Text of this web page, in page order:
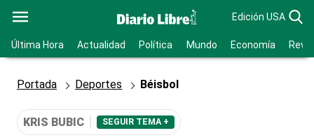
Edición USA
Última Hora Actualidad Política Mundo Economía
Portada Deportes Béisbol
KRIS BUBIC SEGUIR TEMA +